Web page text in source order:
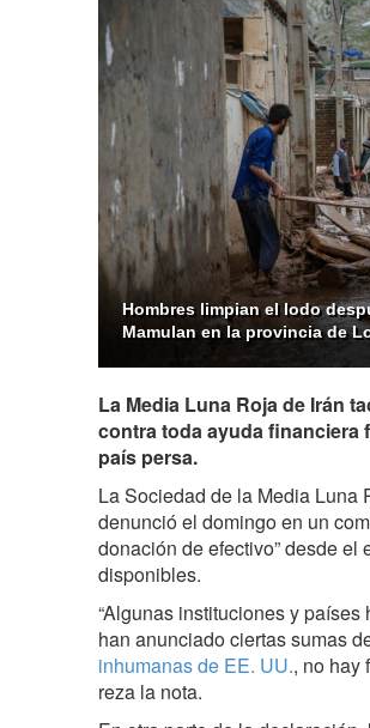
Hombres limpian el lodo
Mamulan en la provincia de
La Media Luna Roja de Irán
contra toda ayuda financiera
país persa.
La Sociedad de la Media Luna
denunció el domingo en un
donación de efectivo” desde
disponibles.
“Algunas instituciones y
han anunciado ciertas sumas
inhumanas de EE. UU., no hay
reza la nota.